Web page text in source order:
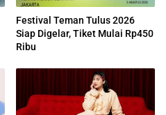
Festival Teman Tulus 2026
Siap Digelar, Tiket Mulai Rp450
Ribu